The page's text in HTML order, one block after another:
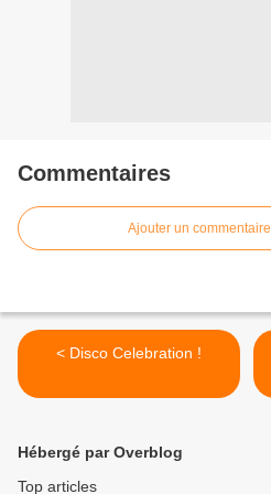
Commentaires
Ajouter un commentaire
< Disco Celebration !
Hébergé par Overblog
Top articles